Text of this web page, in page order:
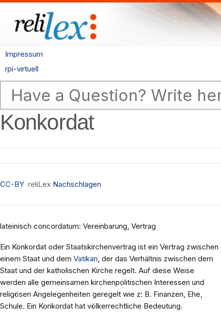
Impressum
rpi-virtuell
Konkordat
CC-BY reliLex Nachschlagen
lateinisch concordatum: Vereinbarung, Vertrag
Ein Konkordat oder Staatskirchenvertrag ist ein Vertrag zwischen
einem Staat und dem Vatikan, der das Verhältnis zwischen dem
Staat und der katholischen Kirche regelt. Auf diese Weise
werden alle gemeinsamen kirchenpolitischen Interessen und
religösen Angelegenheiten geregelt wie z: B. Finanzen, Ehe,
Schule. Ein Konkordat hat völkerrechtliche Bedeutung.